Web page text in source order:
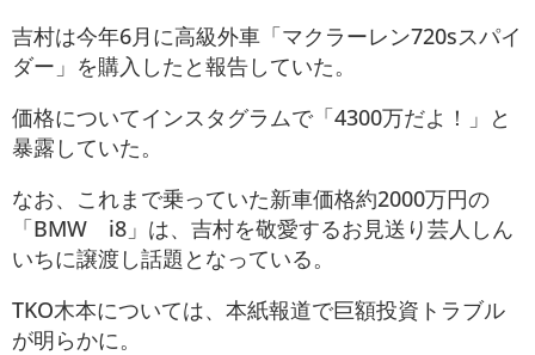
吉村は今年6月に高級外車「マクラーレン720sスパイ
ダー」を購入したと報告していた。
価格についてインスタグラムで「4300万だよ！」と
暴露していた。
なお、これまで乗っていた新車価格約2000万円の
「BMW i8」は、吉村を敬愛するお見送り芸人しん
いちに譲渡し話題となっている。
TKO木本については、本紙報道で巨額投資トラブル
が明らかに。